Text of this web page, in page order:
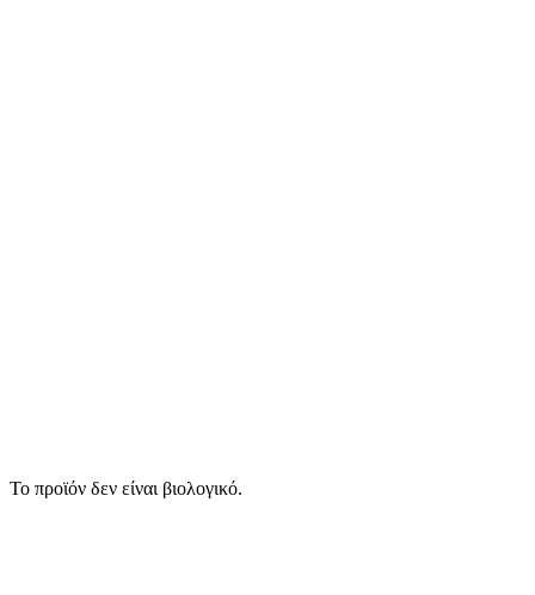
Το προϊόν δεν είναι βιολογικό.